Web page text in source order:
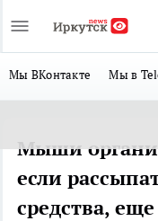
Мы ВКонтакте Мы в
Мыши
если
средства,